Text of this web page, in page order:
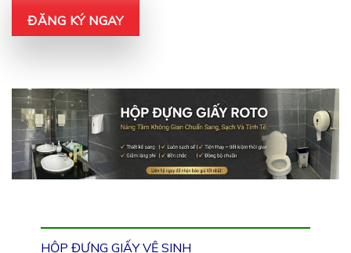
ĐĂNG KÝ NGAY
HỘP ĐỰNG GIẤY VỆ SINH